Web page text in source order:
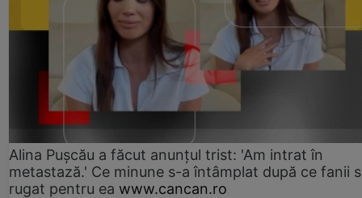
Alina Pușcău a făcut anunțul trist: 'Am intrat în
metastază.' Ce minune s-a întâmplat după ce fanii
rugat pentru ea www.cancan.ro